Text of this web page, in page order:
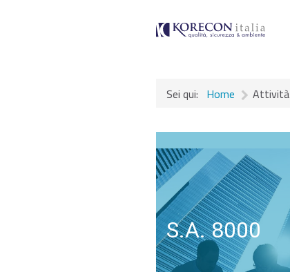
Sei qui: Home Attività
S.A. 8000